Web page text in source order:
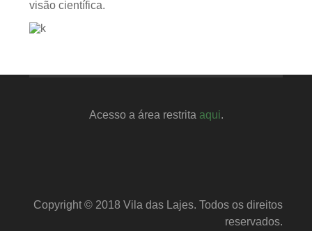
visão científica.
Acesso a área restrita aqui.
Copyright © 2018 Vila das Lajes. Todos os direitos
reservados.